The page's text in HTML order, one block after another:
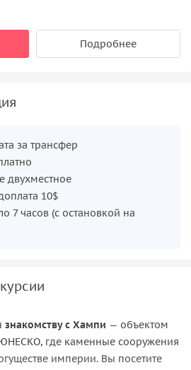
Подробнее
за трансфер
двухместное
10$
7 часов (с остановкой на
знакомству с Хампи — объектом
где каменные сооружения
империи. Вы посетите